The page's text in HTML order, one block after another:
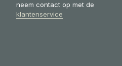
neem contact op met de
klantenservice